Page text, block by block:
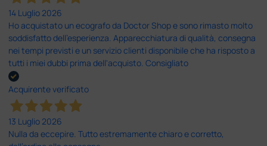
14 Luglio 2026
Ho acquistato un ecografo da Doctor Shop e sono rimasto molto
soddisfatto dell'esperienza. Apparecchiatura di qualità, consegna
nei tempi previsti e un servizio clienti disponibile che ha risposto a
tutti i miei dubbi prima dell'acquisto. Consigliato
Acquirente verificato
13 Luglio 2026
Nulla da eccepire. Tutto estremamente chiaro e corretto,